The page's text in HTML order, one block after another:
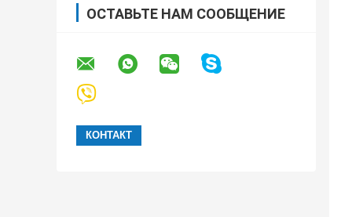
ОСТАВЬТЕ НАМ СООБЩЕНИЕ